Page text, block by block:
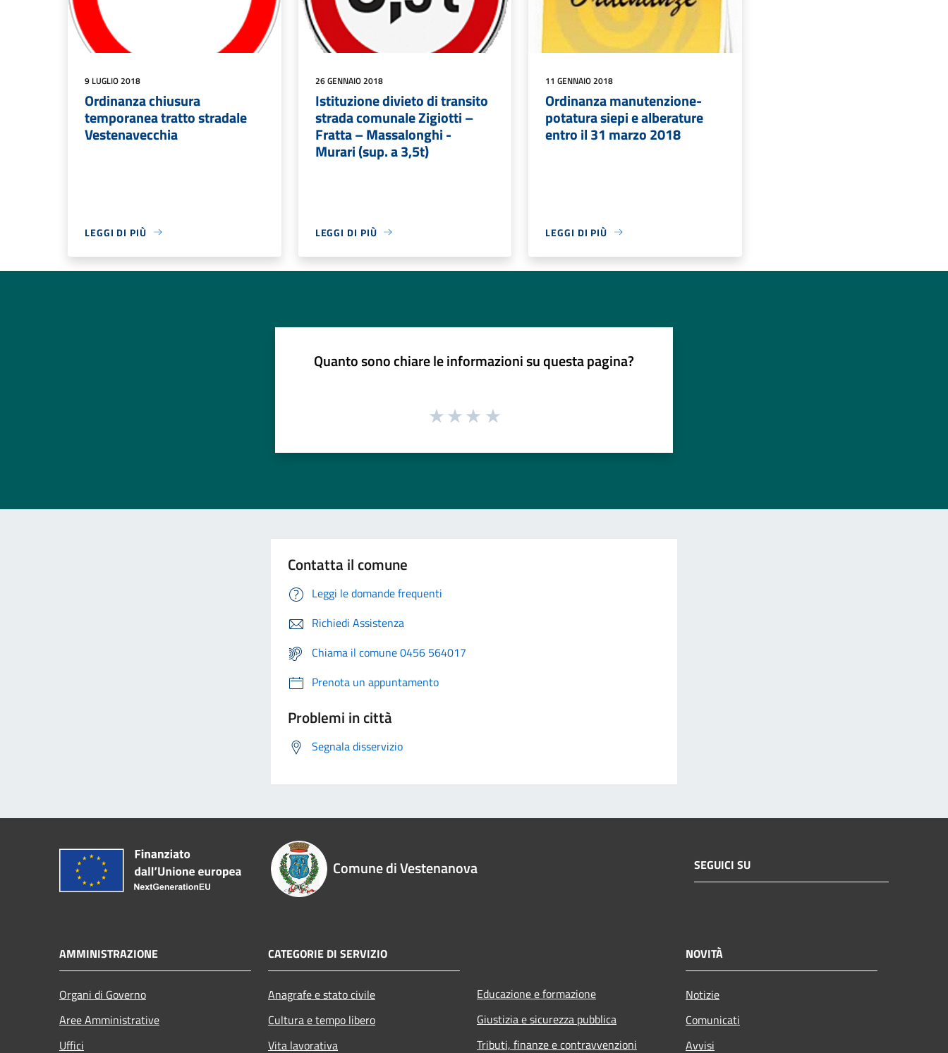
9 LUGLIO 2018
Ordinanza chiusura
temporanea tratto stradale
Vestenavecchia
LEGGI DI PIÙ
26 GENNAIO 2018
Istituzione divieto di transito
strada comunale Zigiotti –
Fratta – Massalonghi -
Murari (sup. a 3,5t)
LEGGI DI PIÙ
11 GENNAIO 2018
Ordinanza manutenzione-
potatura siepi e alberature
entro il 31 marzo 2018
LEGGI DI PIÙ
Quanto sono chiare le informazioni su questa pagina?
Contatta il comune
Leggi le domande frequenti
Richiedi Assistenza
Chiama il comune 0456 564017
Prenota un appuntamento
Problemi in città
Segnala disservizio
Comune di Vestenanova SEGUICI SU
AMMINISTRAZIONE
Organi di Governo
Aree Amministrative
Uffici
CATEGORIE DI SERVIZIO
Anagrafe e stato civile
Cultura e tempo libero
Vita lavorativa
Educazione e formazione
Giustizia e sicurezza pubblica
Tributi, finanze e contravvenzioni
NOVITÀ
Notizie
Comunicati
Avvisi